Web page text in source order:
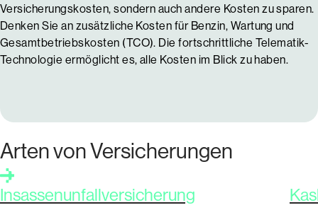
Versicherungskosten, sondern auch andere Kosten zu sparen.
Denken Sie an zusätzliche Kosten für Benzin, Wartung und
Gesamtbetriebskosten (TCO). Die fortschrittliche Telematik-
Technologie ermöglicht es, alle Kosten im Blick zu haben.
Arten von Versicherungen
Insassenunfallversicherung